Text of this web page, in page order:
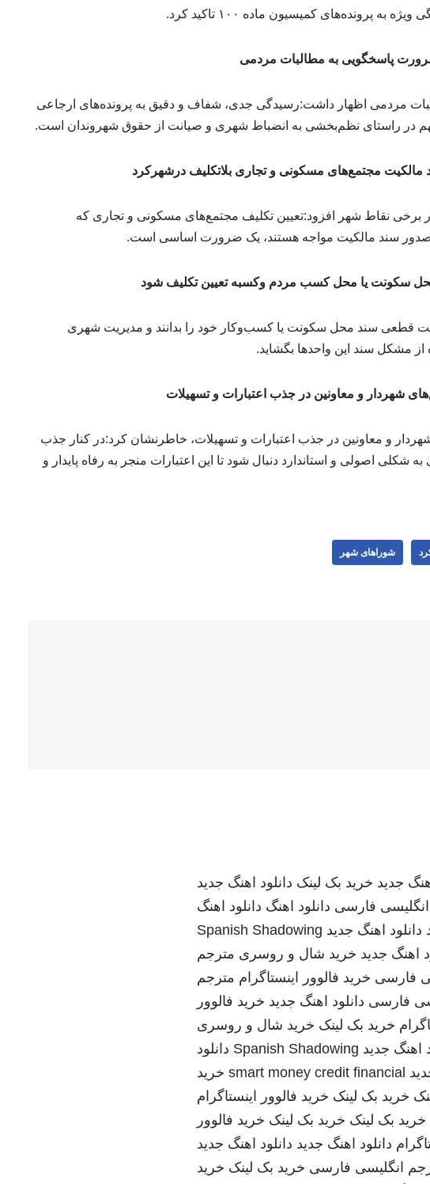
کمیسیون ماده ۱۰۰ تاکید کرد.
پاسخگویی به مطالبات مردمی
مردمی اظهار داشت:رسیدگی جدی، شفاف و دقیق به پرونده‌های ارجاعی
مالکیت مجتمع‌های مسکونی و تجاری بلاتکلیف درشهرکرد
برخی نقاط شهر افزود:تعیین تکلیف مجتمع‌های مسکونی و تجاری که
سند مالکیت مواجه هستند، یک ضرورت اساسی است.
سکونت یا محل کسب مردم وکسبه تعیین تکلیف شود
قطعی سند محل سکونت یا کسب‌وکار خود را بدانند و مدیریت شهری
مشکل سند این واحدها بگشاید.
شهردار و معاونین در جذب اعتبارات و تسهیلات
و معاونین در جذب اعتبارات و تسهیلات، خاطرنشان کرد:در کنار جذب
شکلی اصولی و استاندارد دنبال شود تا این اعتبارات منجر به رفاه پایدار و
شوراهای شهر
جدید خرید بک لینک دانلود اهنگ جدید
فارسی دانلود اهنگ دانلود اهنگ
دانلود اهنگ جدید Spanish Shadowing
اهنگ جدید خرید شال و روسری مترجم
فارسی خرید فالوور اینستاگرام مترجم
فارسی دانلود اهنگ جدید خرید فالوور
خرید بک لینک خرید شال و روسری
اهنگ جدید Spanish Shadowing دانلود
smart money credit financial خرید
خرید بک لینک خرید فالوور اینستاگرام
خرید بک لینک خرید بک لینک خرید فالوور
دانلود اهنگ جدید دانلود اهنگ جدید
انگلیسی فارسی خرید بک لینک خرید